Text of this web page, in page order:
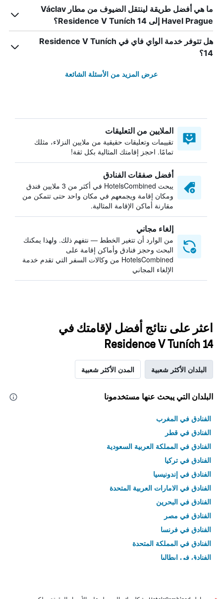
ما هي أفضل طريقة لينتقل الضيوف من مطار Václav
Havel Prague إلى Residence V Tuních 14؟
هل تتوفر خدمة الواي فاي في Residence V Tuních
14؟
عرض المزيد من الأسئلة الشائعة
الملايين من التعليقات
تقييمات وتعليقات حقيقية من ملايين النزلاء، مثلك
تمامًا. احجز إقامتك المثالية بكل ثقة!
أفضل صفقات الفنادق
يبحث HotelsCombined في أكثر من 3 ملايين فندق
ومكان إقامة ويجمعهم في مكان واحد حتى تتمكن من
مقارنة أماكن الإقامة المثالية.
إلغاء مجاني
من الوارد أن تتغير الخطط — نتفهم ذلك. ولهذا يمكنك
البحث وحجز فنادق وأماكن إقامة على
HotelsCombined من وكالات السفر التي تقدم خدمة
الإلغاء المجاني
اعثر على نتائج أفضل لإقامتك في
Residence V Tuních 14
البلدان الأكثر شعبية المدن الأكثر شعبية
البلدان التي يبحث عنها مستخدمونا
الفنادق في المغرب
الفنادق في قطر
الفنادق في المملكة العربية السعودية
الفنادق في تركيا
الفنادق في إندونيسيا
الفنادق في الامارات العربية المتحدة
الفنادق في البحرين
الفنادق في مصر
الفنادق في فرنسا
الفنادق في المملكة المتحدة
الفنادق في إيطاليا